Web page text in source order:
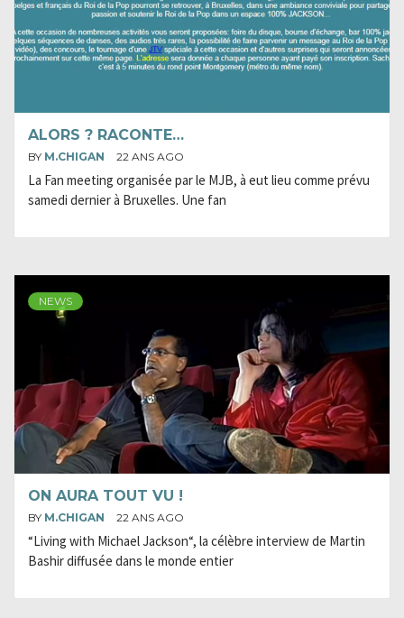
ALORS ? RACONTE…
BY M.CHIGAN 22 ANS AGO
La Fan meeting organisée par le MJB, à eut lieu comme prévu
samedi dernier à Bruxelles. Une fan
NEWS
ON AURA TOUT VU !
BY M.CHIGAN 22 ANS AGO
“Living with Michael Jackson“, la célèbre interview de Martin
Bashir diffusée dans le monde entier